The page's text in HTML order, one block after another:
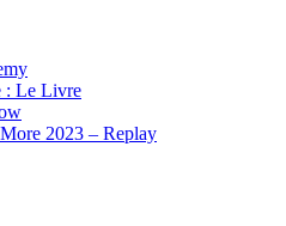
: Le Livre
2023 – Replay